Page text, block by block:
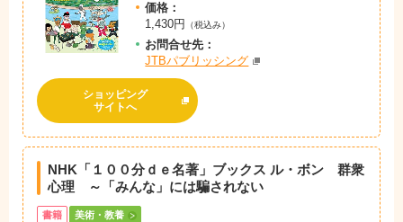
価格：
1,430円
（税込み）
お問合せ先：
JTBパブリッシング
ショッピング
サイトへ
NHK「１００分ｄｅ名著」ブックス ル・ボン 群衆
心理 ～「みんな」には騙されない
書籍 美術・教養